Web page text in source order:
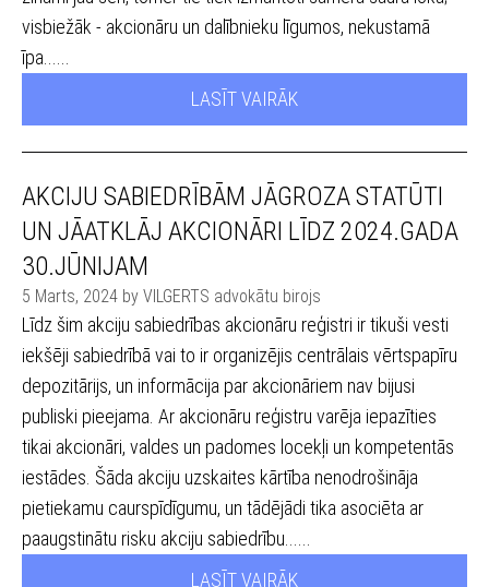
visbiežāk - akcionāru un dalībnieku līgumos, nekustamā
īpa......
LASĪT VAIRĀK
AKCIJU SABIEDRĪBĀM JĀGROZA STATŪTI
UN JĀATKLĀJ AKCIONĀRI LĪDZ 2024.GADA
30.JŪNIJAM
5 Marts, 2024 by VILGERTS advokātu birojs
Līdz šim akciju sabiedrības akcionāru reģistri ir tikuši vesti
iekšēji sabiedrībā vai to ir organizējis centrālais vērtspapīru
depozitārijs, un informācija par akcionāriem nav bijusi
publiski pieejama. Ar akcionāru reģistru varēja iepazīties
tikai akcionāri, valdes un padomes locekļi un kompetentās
iestādes. Šāda akciju uzskaites kārtība nenodrošināja
pietiekamu caurspīdīgumu, un tādējādi tika asociēta ar
paaugstinātu risku akciju sabiedrību......
LASĪT VAIRĀK